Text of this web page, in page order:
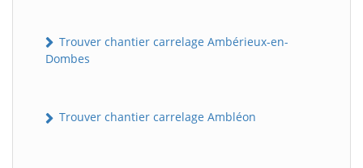
Trouver chantier carrelage Ambérieux-en-
Dombes
Trouver chantier carrelage Ambléon